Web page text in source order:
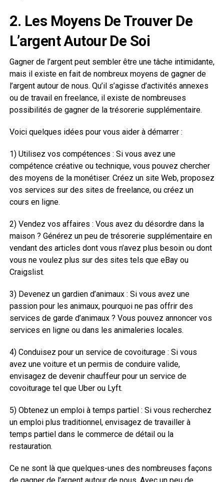
2. Les Moyens De Trouver De
L’argent Autour De Soi
Gagner de l’argent peut sembler être une tâche intimidante,
mais il existe en fait de nombreux moyens de gagner de
l’argent autour de nous. Qu’il s’agisse d’activités annexes
ou de travail en freelance, il existe de nombreuses
possibilités de gagner de la trésorerie supplémentaire.
Voici quelques idées pour vous aider à démarrer :
1) Utilisez vos compétences : Si vous avez une
compétence créative ou technique, vous pouvez chercher
des moyens de la monétiser. Créez un site Web, proposez
vos services sur des sites de freelance, ou créez un
cours en ligne.
2) Vendez vos affaires : Vous avez du désordre dans la
maison ? Générez un peu de trésorerie supplémentaire en
vendant des articles dont vous n’avez plus besoin ou dont
vous ne voulez plus sur des sites tels que eBay ou
Craigslist.
3) Devenez un gardien d’animaux : Si vous avez une
passion pour les animaux, pourquoi ne pas offrir des
services de garde d’animaux ? Vous pouvez annoncer vos
services en ligne ou dans les animaleries locales.
4) Conduisez pour un service de covoiturage : Si vous
avez une voiture et un permis de conduire valide,
envisagez de devenir chauffeur pour un service de
covoiturage tel que Uber ou Lyft.
5) Obtenez un emploi à temps partiel : Si vous recherchez
un emploi plus traditionnel, envisagez de travailler à
temps partiel dans le commerce de détail ou la
restauration.
Ce ne sont là que quelques-unes des nombreuses façons